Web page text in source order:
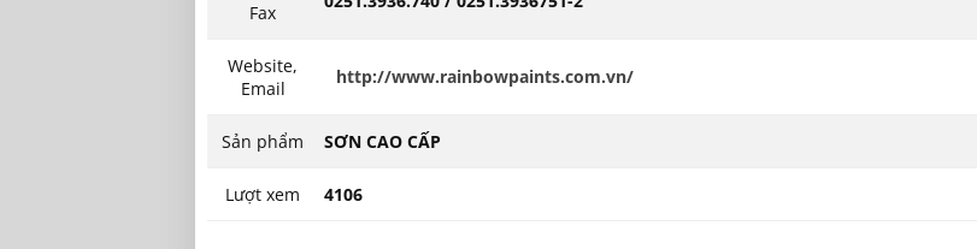
Fax
Website,
Email
http://www.rainbowpaints.com.vn/
Sản phẩm SƠN CAO CẤP
Lượt xem 4106